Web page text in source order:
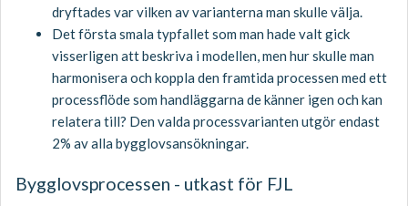
dryftades var vilken av varianterna man skulle välja.
Det första smala typfallet som man hade valt gick
visserligen att beskriva i modellen, men hur skulle man
harmonisera och koppla den framtida processen med ett
processflöde som handläggarna de känner igen och kan
relatera till? Den valda processvarianten utgör endast
2% av alla bygglovsansökningar.
Bygglovsprocessen - utkast för FJL